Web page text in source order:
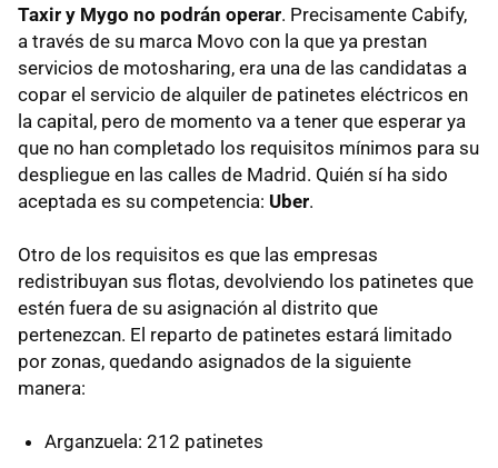
Taxir y Mygo no podrán operar. Precisamente Cabify,
a través de su marca Movo con la que ya prestan
servicios de motosharing, era una de las candidatas a
copar el servicio de alquiler de patinetes eléctricos en
la capital, pero de momento va a tener que esperar ya
que no han completado los requisitos mínimos para su
despliegue en las calles de Madrid. Quién sí ha sido
aceptada es su competencia: Uber.
Otro de los requisitos es que las empresas
redistribuyan sus flotas, devolviendo los patinetes que
estén fuera de su asignación al distrito que
pertenezcan. El reparto de patinetes estará limitado
por zonas, quedando asignados de la siguiente
manera:
Arganzuela: 212 patinetes